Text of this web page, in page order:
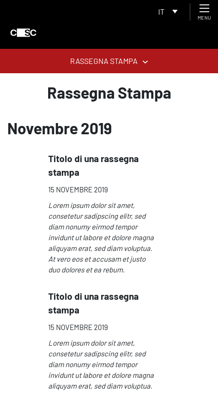
IT
MENU
RASSEGNA STAMPA
Rassegna Stampa
Novembre 2019
Titolo di una rassegna
stampa
15 NOVEMBRE 2019
Lorem ipsum dolor sit amet,
consetetur sadipscing elitr, sed
diam nonumy eirmod tempor
invidunt ut labore et dolore magna
aliquyam erat, sed diam voluptua.
At vero eos et accusam et justo
duo dolores et ea rebum.
Titolo di una rassegna
stampa
15 NOVEMBRE 2019
Lorem ipsum dolor sit amet,
consetetur sadipscing elitr, sed
diam nonumy eirmod tempor
invidunt ut labore et dolore magna
aliquyam erat, sed diam voluptua.